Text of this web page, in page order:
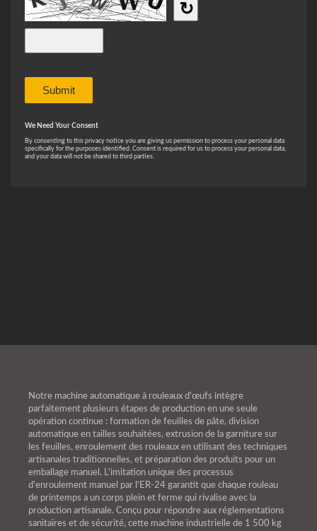
Notre machine automatique à rouleaux d'œufs intègre
parfaitement plusieurs étapes de production en une seule
opération continue : formation de feuilles de pâte, division
automatique en tailles souhaitées, extrusion de la garniture sur
les feuilles, enroulement des rouleaux en utilisant des techniques
artisanales traditionnelles, et préparation des produits pour un
emballage manuel. L'imitation unique des processus
d'enroulement manuel par l'ER-24 garantit que chaque rouleau
de printemps a un corps plein et ferme qui rivalise avec la
production artisanale. Conçu pour répondre aux réglementations
sanitaires et de sécurité, cette machine industrielle de 1 500 kg